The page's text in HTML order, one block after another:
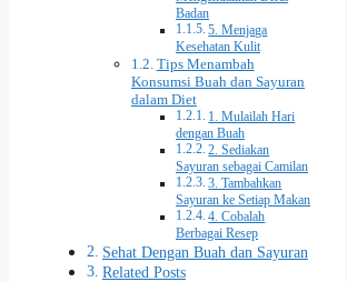
Badan
5. Menjaga
Kesehatan Kulit
Tips Menambah
Konsumsi Buah dan Sayuran
dalam Diet
1. Mulailah Hari
dengan Buah
2. Sediakan
Sayuran sebagai Camilan
3. Tambahkan
Sayuran ke Setiap Makan
4. Cobalah
Berbagai Resep
Sehat Dengan Buah dan Sayuran
Related Posts